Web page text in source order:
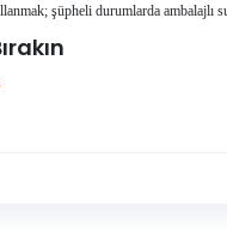
şüpheli durumlarda ambalajlı